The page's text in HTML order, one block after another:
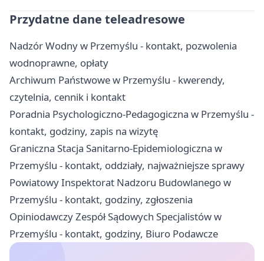
Przydatne dane teleadresowe
Nadzór Wodny w Przemyślu - kontakt, pozwolenia
wodnoprawne, opłaty
Archiwum Państwowe w Przemyślu - kwerendy,
czytelnia, cennik i kontakt
Poradnia Psychologiczno-Pedagogiczna w Przemyślu -
kontakt, godziny, zapis na wizytę
Graniczna Stacja Sanitarno-Epidemiologiczna w
Przemyślu - kontakt, oddziały, najważniejsze sprawy
Powiatowy Inspektorat Nadzoru Budowlanego w
Przemyślu - kontakt, godziny, zgłoszenia
Opiniodawczy Zespół Sądowych Specjalistów w
Przemyślu - kontakt, godziny, Biuro Podawcze